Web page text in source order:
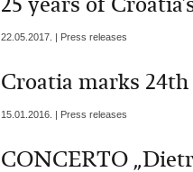
22.05.2017. | Press releases
Croatia marks
15.01.2016. | Press releases
CONCERTO